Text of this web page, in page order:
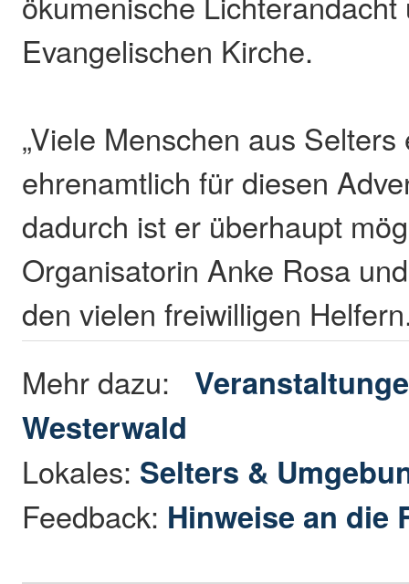
Evangelischen Kirche.
„Viele Menschen aus
ehrenamtlich für diesen
dadurch ist er überhaupt
Organisatorin Anke Rosa
den vielen freiwilligen
Mehr dazu:
Westerwald
Lokales: Selters &
Feedback: Hinweise an die